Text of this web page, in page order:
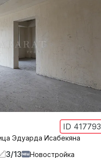
ID 417793
Эдуарда Исабекяна
3/13 Новостройка